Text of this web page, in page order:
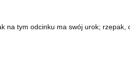
na tym odcinku ma swój urok;